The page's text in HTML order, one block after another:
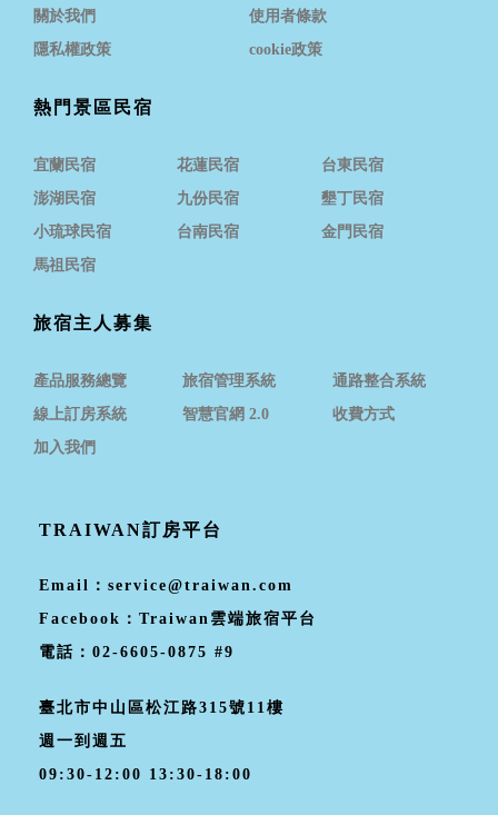
關於我們
使用者條款
隱私權政策
cookie政策
熱門景區民宿
宜蘭民宿 花蓮民宿
台東民宿
澎湖民宿
九份民宿
墾丁民宿
小琉球民宿
台南民宿
金門民宿
馬祖民宿
旅宿主人募集
產品服務總覽 旅宿管理系統
通路整合系統
線上訂房系統
智慧官網 2.0
收費方式
加入我們
TRAIWAN訂房平台
Email： service@traiwan.com
Facebook： Traiwan雲端旅宿平台
電話： 02-6605-0875 #9
臺北市中山區松江路315號11樓
週一到週五
09:30-12:00 13:30-18:00